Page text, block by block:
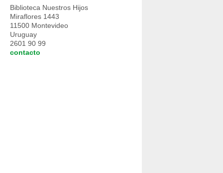
Biblioteca Nuestros Hijos
Miraflores 1443
11500 Montevideo
Uruguay
2601 90 99
contacto